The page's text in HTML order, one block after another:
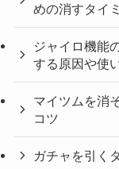
めの消すタイ
ジャイロ機能
する原因や使
マイツムを消
コツ
ガチャを引く